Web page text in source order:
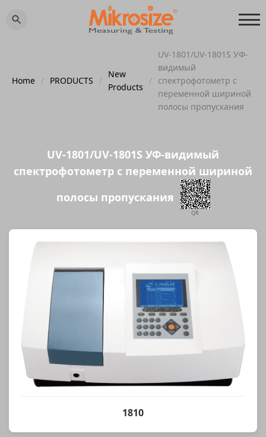
Home / PRODUCTS /
New
Products
/
UV-1801/UV-1801S УФ-
видимый
спектрофотометр с
переменной шириной
полосы пропускания
UV-1801/UV-1801S УФ-видимый
спектрофотометр с переменной шириной
полосы пропускания
QR
1810